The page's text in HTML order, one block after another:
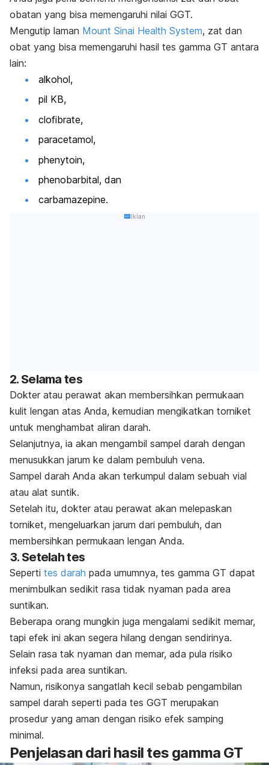
obatan yang bisa memengaruhi nilai GGT.
Mengutip laman Mount Sinai Health System, zat dan
obat yang bisa memengaruhi hasil tes gamma GT antara
lain:
alkohol,
pil KB,
clofibrate,
paracetamol,
phenytoin,
phenobarbital, dan
carbamazepine.
Iklan
2. Selama tes
Dokter atau perawat akan membersihkan permukaan
kulit lengan atas Anda, kemudian mengikatkan torniket
untuk menghambat aliran darah.
Selanjutnya, ia akan mengambil sampel darah dengan
menusukkan jarum ke dalam pembuluh vena.
Sampel darah Anda akan terkumpul dalam sebuah vial
atau alat suntik.
Setelah itu, dokter atau perawat akan melepaskan
torniket, mengeluarkan jarum dari pembuluh, dan
membersihkan permukaan lengan Anda.
3. Setelah tes
Seperti tes darah pada umumnya, tes gamma GT dapat
menimbulkan sedikit rasa tidak nyaman pada area
suntikan.
Beberapa orang mungkin juga mengalami sedikit memar,
tapi efek ini akan segera hilang dengan sendirinya.
Selain rasa tak nyaman dan memar, ada pula risiko
infeksi pada area suntikan.
Namun, risikonya sangatlah kecil sebab pengambilan
sampel darah seperti pada tes GGT merupakan
prosedur yang aman dengan risiko efek samping
minimal.
Penjelasan dari hasil tes gamma GT